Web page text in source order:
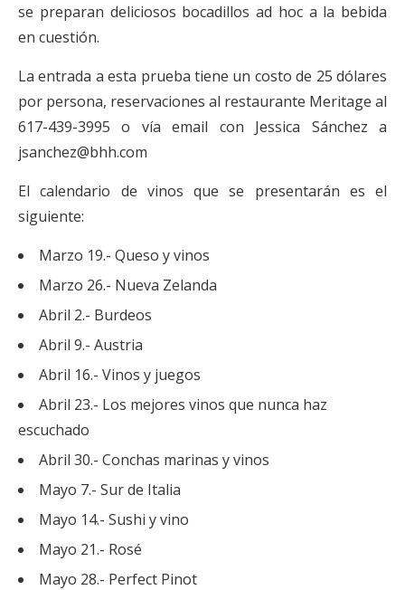
se preparan deliciosos bocadillos ad hoc a la bebida
en cuestión.
La entrada a esta prueba tiene un costo de 25 dólares
por persona, reservaciones al restaurante Meritage al
617-439-3995 o vía email con Jessica Sánchez a
jsanchez@bhh.com
El calendario de vinos que se presentarán es el
siguiente:
Marzo 19.- Queso y vinos
Marzo 26.- Nueva Zelanda
Abril 2.- Burdeos
Abril 9.- Austria
Abril 16.- Vinos y juegos
Abril 23.- Los mejores vinos que nunca haz
escuchado
Abril 30.- Conchas marinas y vinos
Mayo 7.- Sur de Italia
Mayo 14.- Sushi y vino
Mayo 21.- Rosé
Mayo 28.- Perfect Pinot